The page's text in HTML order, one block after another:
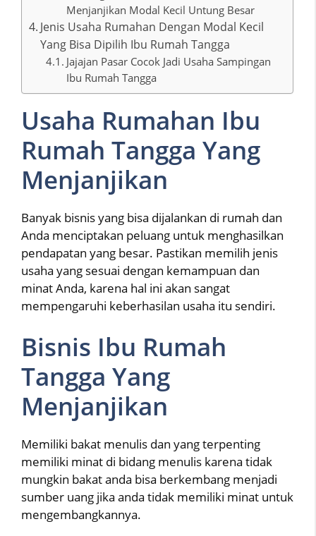
Menjanjikan Modal Kecil Untung Besar
Jenis Usaha Rumahan Dengan Modal Kecil
Yang Bisa Dipilih Ibu Rumah Tangga
Jajajan Pasar Cocok Jadi Usaha Sampingan
Ibu Rumah Tangga
Usaha Rumahan Ibu
Rumah Tangga Yang
Menjanjikan
Banyak bisnis yang bisa dijalankan di rumah dan
Anda menciptakan peluang untuk menghasilkan
pendapatan yang besar. Pastikan memilih jenis
usaha yang sesuai dengan kemampuan dan
minat Anda, karena hal ini akan sangat
mempengaruhi keberhasilan usaha itu sendiri.
Bisnis Ibu Rumah
Tangga Yang
Menjanjikan
Memiliki bakat menulis dan yang terpenting
memiliki minat di bidang menulis karena tidak
mungkin bakat anda bisa berkembang menjadi
sumber uang jika anda tidak memiliki minat untuk
mengembangkannya.